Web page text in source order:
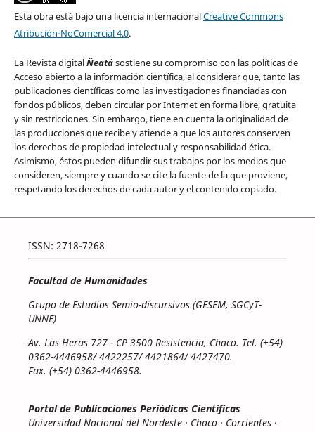
Esta obra está bajo una licencia internacionalCreative Commons
Atribución-NoComercial 4.0.
La Revista digitalÑeatásostiene su compromiso con las políticas de
Acceso abierto a la información científica, al considerar que, tanto las
publicaciones científicas como las investigaciones financiadas con
fondos públicos, deben circular por Internet en forma libre, gratuita
y sin restricciones. Sin embargo, tiene en cuenta la originalidad de
las producciones que recibe y atiende a que los autores conserven
los derechos de propiedad intelectual y responsabilidad ética.
Asimismo, éstos pueden difundir sus trabajos por los medios que
consideren, siempre y cuando se cite la fuente de la que proviene,
respetando los derechos de cada autor y el contenido copiado.
ISSN: 2718-7268
Facultad de Humanidades
Grupo de Estudios Semio-discursivos (GESEM, SGCyT-
UNNE)
Av. Las Heras 727 - CP 3500 Resistencia, Chaco. Tel. (+54)
0362-4446958/ 4422257/ 4421864/ 4427470.
Fax. (+54) 0362-4446958.
Portal de Publicaciones Periódicas Científicas
Universidad Nacional del Nordeste · Chaco · Corrientes ·